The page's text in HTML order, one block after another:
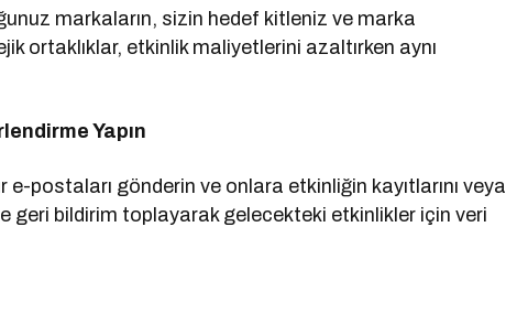
markaların, sizin hedef kitleniz ve marka
ortaklıklar, etkinlik maliyetlerini azaltırken aynı
Yapın
postaları gönderin ve onlara etkinliğin kayıtlarını veya
geri bildirim toplayarak gelecekteki etkinlikler için veri